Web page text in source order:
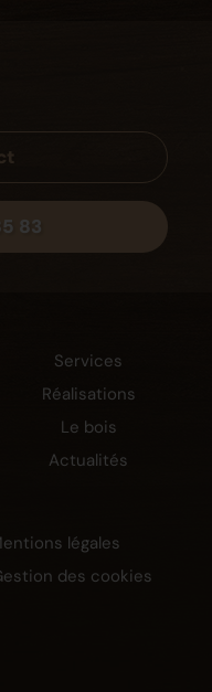
83
Services
Réalisations
Le bois
Actualités
légales
des cookies